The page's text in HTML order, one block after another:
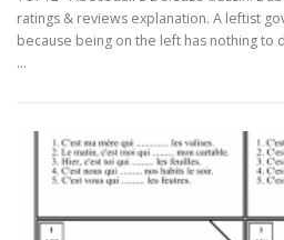
ratings & reviews explanation. A leftist
because being on the left has nothing
…